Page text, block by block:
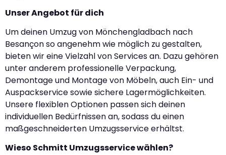
Unser Angebot für dich
Um deinen Umzug von Mönchengladbach nach
Besançon so angenehm wie möglich zu gestalten,
bieten wir eine Vielzahl von Services an. Dazu gehören
unter anderem professionelle Verpackung,
Demontage und Montage von Möbeln, auch Ein- und
Auspackservice sowie sichere Lagermöglichkeiten.
Unsere flexiblen Optionen passen sich deinen
individuellen Bedürfnissen an, sodass du einen
maßgeschneiderten Umzugsservice erhältst.
Wieso Schmitt Umzugsservice wählen?